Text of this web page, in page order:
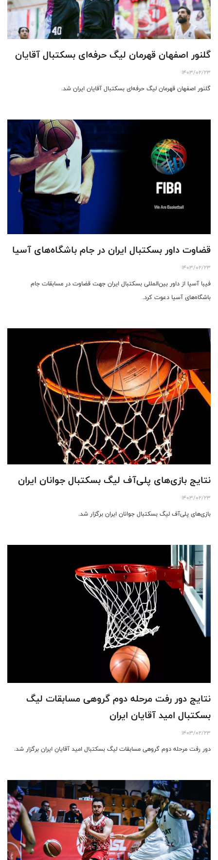
گلنور اصفهان قهرمان لیگ حرفه‌ای بسکتبال آقایان
1403/02/23
گلنور اصفهان قهرمان لیگ حرفه‌ای بسکتبال آقایان ایران شد.
قضاوت داور بسکتبال ایران در جام باشگاه‌های آسیا
1403/02/23
فیبا آسیا از داور بین‌المللی بسکتبال ایران جهت قضاوت در مسابقات جام
باشگاه‌های آسیا دعوت کرد.
نتایج بازی‌های پلی‌آف لیگ بسکتبال جوانان ایران
1403/02/23
بازی‌های پلی‌آف لیگ بسکتبال جوانان ایران برگزار شد.
نتایج دور رفت مرحله دوم گروهی مسابقات لیگ
بسکتبال امید آقایان ایران
1403/02/23
دور رفت مرحله دوم گروهی مسابقات لیگ بسکتبال امید آقایان ایران برگزار شد.